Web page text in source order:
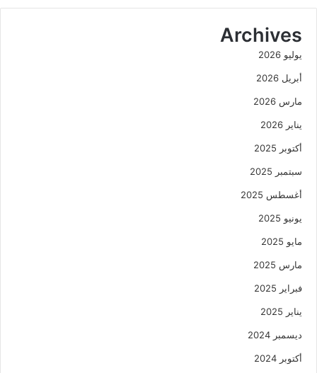
Archives
يوليو 2026
أبريل 2026
مارس 2026
يناير 2026
أكتوبر 2025
سبتمبر 2025
أغسطس 2025
يونيو 2025
مايو 2025
مارس 2025
فبراير 2025
يناير 2025
ديسمبر 2024
أكتوبر 2024